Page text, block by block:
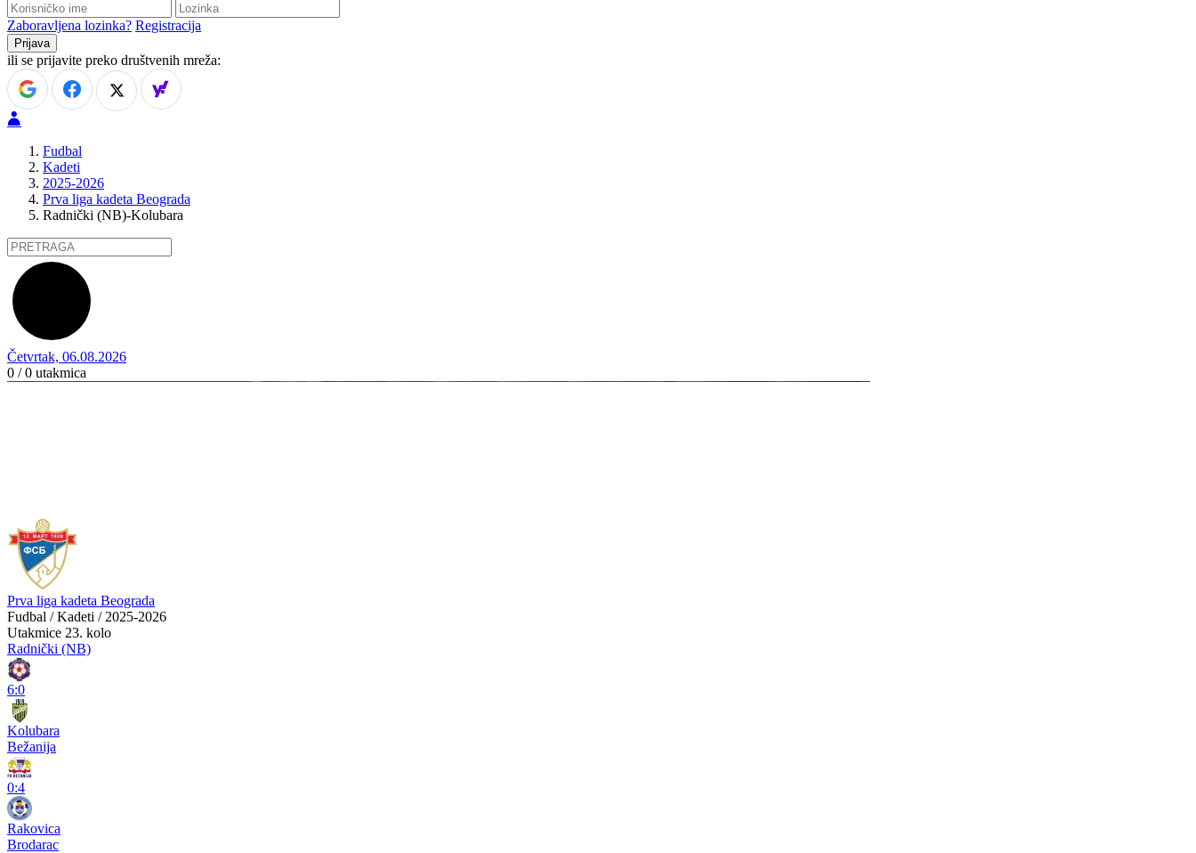
Zaboravljena lozinka? Registracija
ili se prijavite preko društvenih mreža:
Fudbal
Kadeti
2025-2026
Prva liga kadeta Beograda
Radnički (NB)-Kolubara
Četvrtak, 06.08.2026
0 / 0 utakmica
Prva liga kadeta Beograda
Fudbal / Kadeti / 2025-2026
Utakmice 23. kolo
Radnički (NB)
6:0
Kolubara
Bežanija
0:4
Rakovica
Brodarac